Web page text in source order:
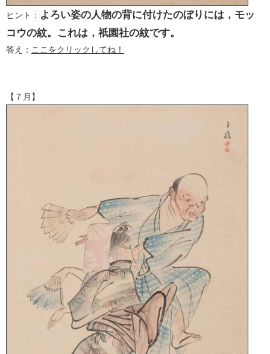
ヒント： よろい姿の人物の背に付けたのぼりには，モッ
コウの紋。これは，祇園社の紋です。
答え： ここをクリックしてね！
【７月】